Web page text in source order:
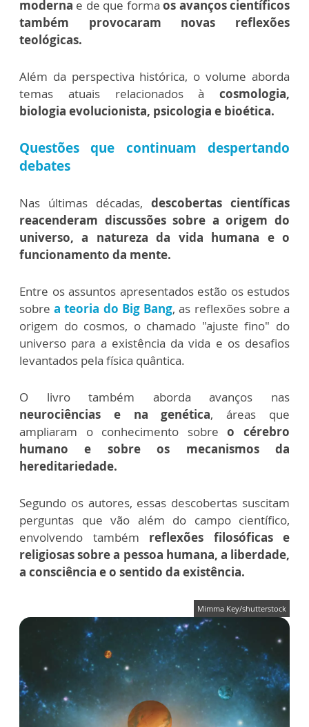
moderna e de que formaos avanços científicos
também provocaram novas reflexões
teológicas.
Além da perspectiva histórica, o volume aborda
temas atuais relacionados à cosmologia,
biologia evolucionista, psicologia e bioética.
Questões que continuam despertando
debates
Nas últimas décadas, descobertas científicas
reacenderam discussões sobre a origem do
universo, a natureza da vida humana e o
funcionamento da mente.
Entre os assuntos apresentados estão os estudos
sobrea teoria do Big Bang, as reflexões sobre a
origem do cosmos, o chamado "ajuste fino" do
universo para a existência da vida e os desafios
levantados pela física quântica.
O livro também aborda avanços nas
neurociências e na genética, áreas que
ampliaram o conhecimento sobreo cérebro
humano e sobre os mecanismos da
hereditariedade.
Segundo os autores, essas descobertas suscitam
perguntas que vão além do campo científico,
envolvendo também reflexões filosóficas e
religiosas sobre a pessoa humana, a liberdade,
a consciência e o sentido da existência.
Mimma Key/shutterstock